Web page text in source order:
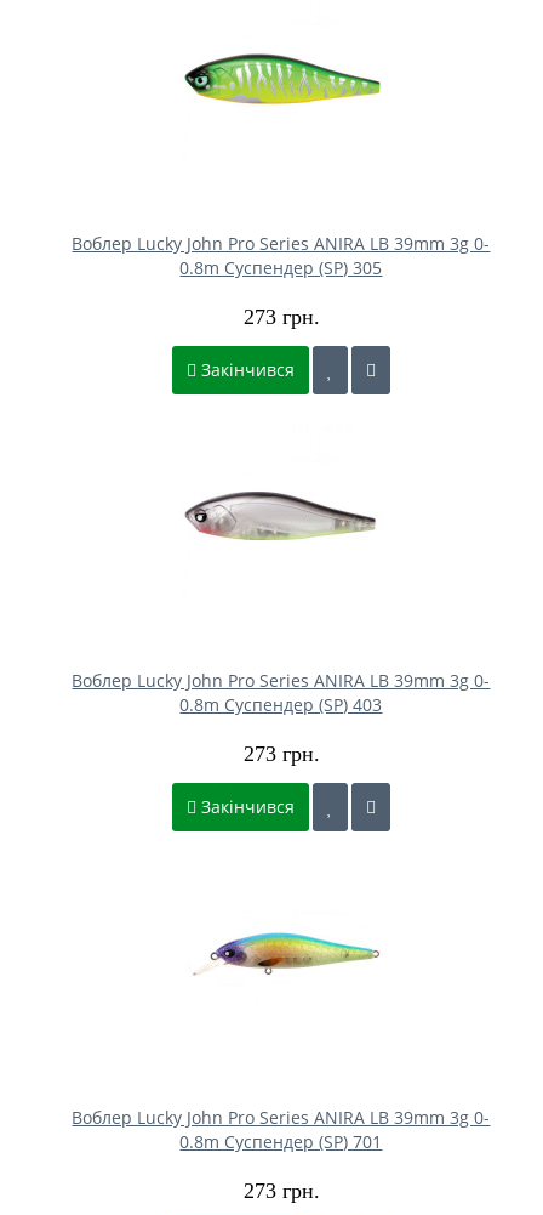
Воблер Lucky John Pro Series ANIRA LB 39mm 3g 0-
0.8m Cуспендер (SP) 305
273 грн.
Закінчився
Воблер Lucky John Pro Series ANIRA LB 39mm 3g 0-
0.8m Cуспендер (SP) 403
273 грн.
Закінчився
Воблер Lucky John Pro Series ANIRA LB 39mm 3g 0-
0.8m Cуспендер (SP) 701
273 грн.